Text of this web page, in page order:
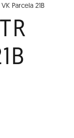
Parcela 21B